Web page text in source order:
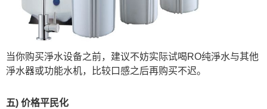
当你购买淨水设备之前，建议不妨实际试喝RO纯淨水与其他
淨水器或功能水机，比较口感之后再购买不迟。
五) 价格平民化